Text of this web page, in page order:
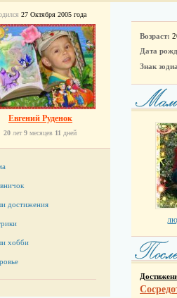
27 Октября 2005 года
Евгений Руденок
20 лет9 месяцев 11 дней
достижения
хобби
Возраст:
Дата
Знак